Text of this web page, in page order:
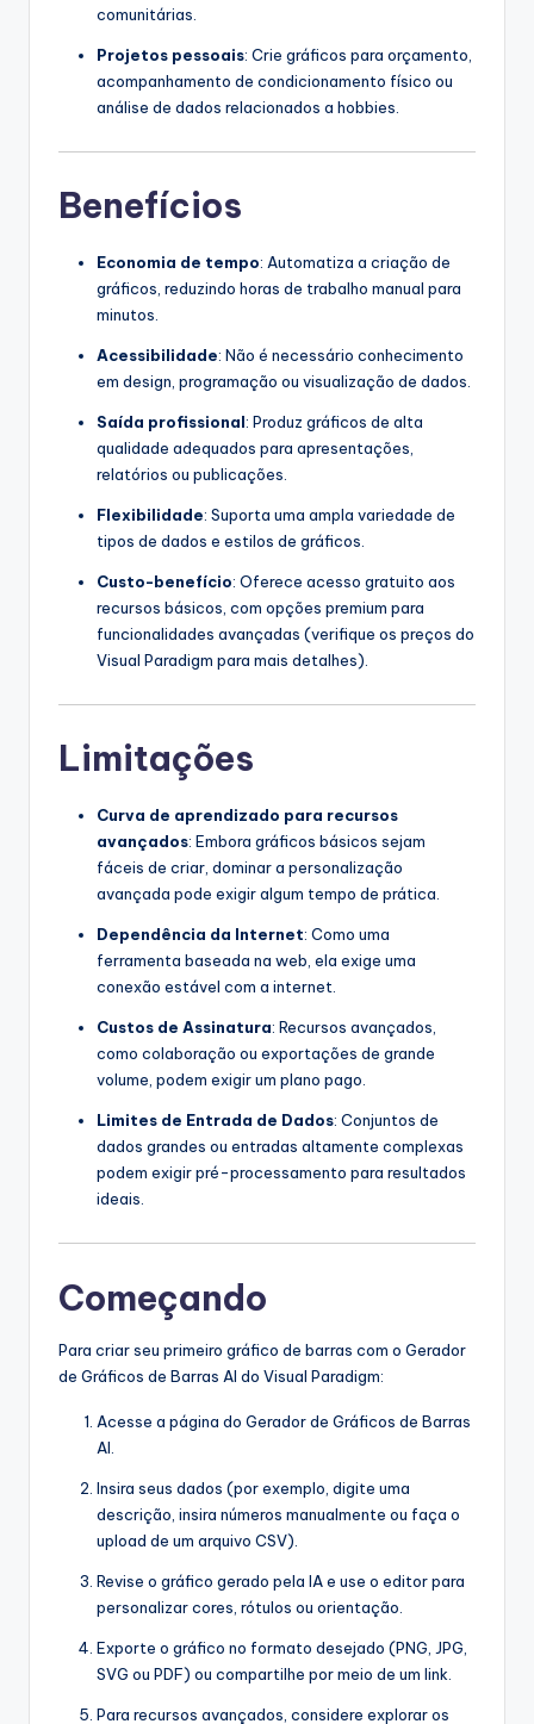
comunitárias.
Projetos pessoais: Crie gráficos para orçamento,
acompanhamento de condicionamento físico ou
análise de dados relacionados a hobbies.
Benefícios
Economia de tempo: Automatiza a criação de
gráficos, reduzindo horas de trabalho manual para
minutos.
Acessibilidade: Não é necessário conhecimento
em design, programação ou visualização de dados.
Saída profissional: Produz gráficos de alta
qualidade adequados para apresentações,
relatórios ou publicações.
Flexibilidade: Suporta uma ampla variedade de
tipos de dados e estilos de gráficos.
Custo-benefício: Oferece acesso gratuito aos
recursos básicos, com opções premium para
funcionalidades avançadas (verifique os preços do
Visual Paradigm para mais detalhes).
Limitações
Curva de aprendizado para recursos
avançados: Embora gráficos básicos sejam
fáceis de criar, dominar a personalização
avançada pode exigir algum tempo de prática.
Dependência da Internet: Como uma
ferramenta baseada na web, ela exige uma
conexão estável com a internet.
Custos de Assinatura: Recursos avançados,
como colaboração ou exportações de grande
volume, podem exigir um plano pago.
Limites de Entrada de Dados: Conjuntos de
dados grandes ou entradas altamente complexas
podem exigir pré-processamento para resultados
ideais.
Começando
Para criar seu primeiro gráfico de barras com o Gerador
de Gráficos de Barras AI do Visual Paradigm:
Acesse a página do Gerador de Gráficos de Barras
AI.
Insira seus dados (por exemplo, digite uma
descrição, insira números manualmente ou faça o
upload de um arquivo CSV).
Revise o gráfico gerado pela IA e use o editor para
personalizar cores, rótulos ou orientação.
Exporte o gráfico no formato desejado (PNG, JPG,
SVG ou PDF) ou compartilhe por meio de um link.
Para recursos avançados, considere explorar os